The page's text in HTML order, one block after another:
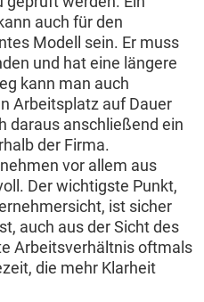
auch für den
Modell sein. Er muss
und hat eine längere
kann man auch
Arbeitsplatz auf Dauer
daraus anschließend ein
der Firma.
vor allem aus
Der wichtigste Punkt,
ist sicher
auch aus der Sicht des
Arbeitsverhältnis oftmals
die mehr Klarheit